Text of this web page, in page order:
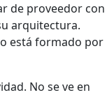
de proveedor con
arquitectura.
está formado por
No se ve en